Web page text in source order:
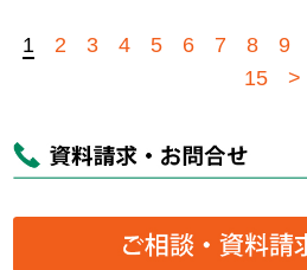
1 2 3 4 5 6 7 8 9
15
>